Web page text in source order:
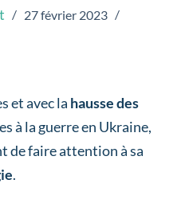
27 février 2023
et avec la hausse des
à la guerre en Ukraine,
de faire attention à sa
.